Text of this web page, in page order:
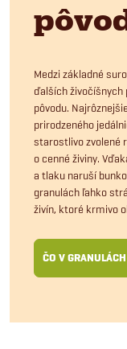
Medzi základné
ďalších
pôvodu.
prirodzeného
starostlivo zvolené
o cenné živiny.
a tlaku naruší
granulách ľahko
živín, ktoré krmivo
ČO V